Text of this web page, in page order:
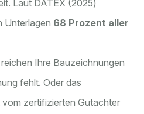
Laut DATEX (2025)
Unterlagen 68 Prozent aller
Ihre Bauzeichnungen
fehlt. Oder das
zertifizierten Gutachter